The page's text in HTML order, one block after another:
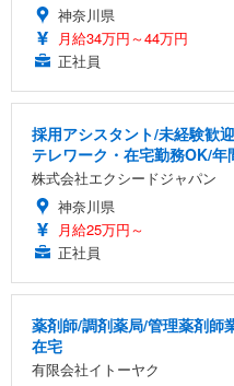
神奈川県
月給34万円～44万円
正社員
採用アシスタント/未経験歓
テレワーク・在宅勤務OK/
株式会社エクシードジャパン
神奈川県
月給25万円～
正社員
薬剤師/調剤薬局/管理薬剤師
在宅
有限会社イトーヤク